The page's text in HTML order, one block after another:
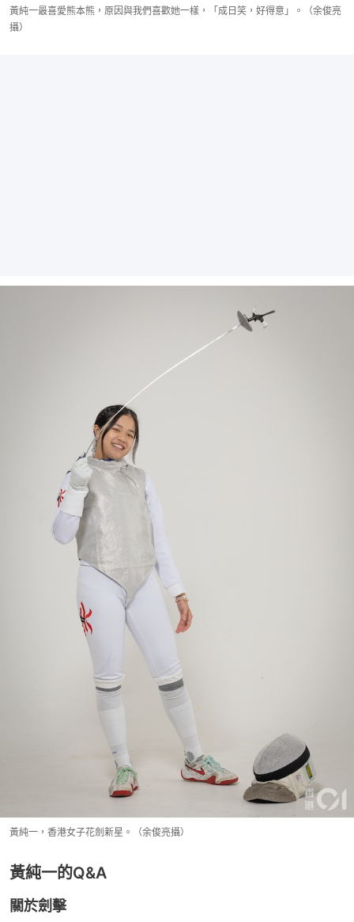
黃純一最喜愛熊本熊，原因與我們喜歡她一樣，「成日笑，好得意」。（余俊亮
攝）
黃純一，香港女子花劍新星。（余俊亮攝）
黃純一的Q&A
關於劍擊